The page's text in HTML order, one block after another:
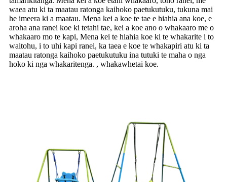
waea atu ki ta maatau ratonga kaihoko paetukutuku, tukuna mai
he imeera ki a maatau. Mena kei a koe te tae e hiahia ana koe, e
aroha ana ranei koe ki tetahi tae, kei a koe ano o whakaaro me o
whakaaro mo te kapi, Mena kei te hiahia koe ki te whakarite i to
waitohu, i to uhi kapi ranei, ka taea e koe te whakapiri atu ki ta
maatau ratonga kaihoko paetukutuku ina tutuki te maha o nga
hoko ki nga whakaritenga. , whakawhetai koe.